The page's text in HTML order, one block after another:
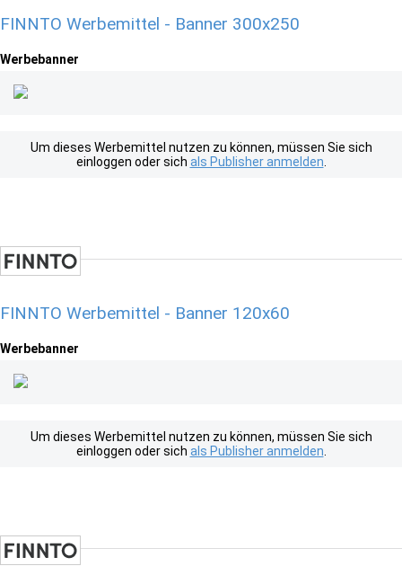
FINNTO Werbemittel - Banner 300x250
Werbebanner
Um dieses Werbemittel nutzen zu können, müssen Sie sich
einloggen oder sich als Publisher anmelden
FINNTO Werbemittel - Banner 120x60
Werbebanner
Um dieses Werbemittel nutzen zu können, müssen Sie sich
einloggen oder sich als Publisher anmelden